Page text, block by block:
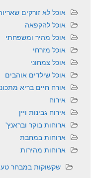
אוכל לא זורקים
אוכל להקפאה
אוכל מהיר ומשפחתי
אוכל מזרחי
אוכל צמחוני
אוכל שילדים אוהבים
אורח חיים בריא
אירוח
אירוח גבינות ויין
ארוחות בוקר ובראנץ'
ארוחות במחבת
ארוחות מהירות
שקשוקות במבחר